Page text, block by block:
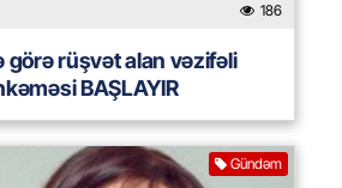
186
görə rüşvət alan vəzifəli
BAŞLAYIR
Gündəm